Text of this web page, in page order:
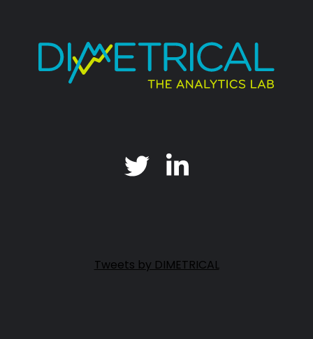
Tweets by DIMETRICAL